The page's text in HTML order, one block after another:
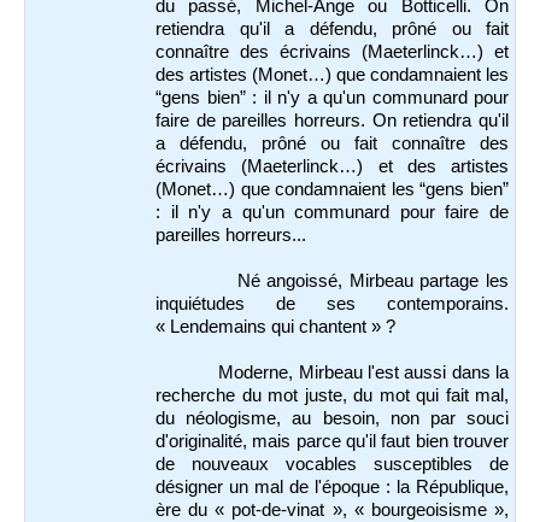
du passé, Michel-Ange ou Botticelli. On
retiendra qu'il a défendu, prôné ou fait
connaître des écrivains (Maeterlinck…) et
des artistes (Monet…) que condamnaient les
“gens bien” : il n'y a qu'un communard pour
faire de pareilles horreurs. On retiendra qu'il
a défendu, prôné ou fait connaître des
écrivains (Maeterlinck…) et des artistes
(Monet…) que condamnaient les “gens bien”
: il n'y a qu'un communard pour faire de
pareilles horreurs...
Né angoissé, Mirbeau partage les
inquiétudes de ses contemporains.
« Lendemains qui chantent » ?
Moderne, Mirbeau l'est aussi dans la
recherche du mot juste, du mot qui fait mal,
du néologisme, au besoin, non par souci
d'originalité, mais parce qu'il faut bien trouver
de nouveaux vocables susceptibles de
désigner un mal de l'époque : la République,
ère du « pot-de-vinat », « bourgeoisisme »,